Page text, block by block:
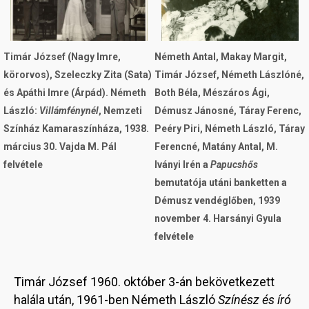
Timár József (Nagy Imre,
körorvos), Szeleczky Zita (Sata)
és Apáthi Imre (Árpád). Németh
László: Villámfénynél, Nemzeti
Színház Kamaraszínháza, 1938.
március 30. Vajda M. Pál
felvétele
Németh Antal, Makay Margit,
Timár József, Németh Lászlóné,
Both Béla, Mészáros Ági,
Démusz Jánosné, Táray Ferenc,
Peéry Piri, Németh László, Táray
Ferencné, Matány Antal, M.
Iványi Irén a Papucshős
bemutatója utáni banketten a
Démusz vendéglőben, 1939
november 4. Harsányi Gyula
felvétele
Timár József 1960. október 3-án bekövetkezett
halála után, 1961-ben Németh LászlóSzínész és író